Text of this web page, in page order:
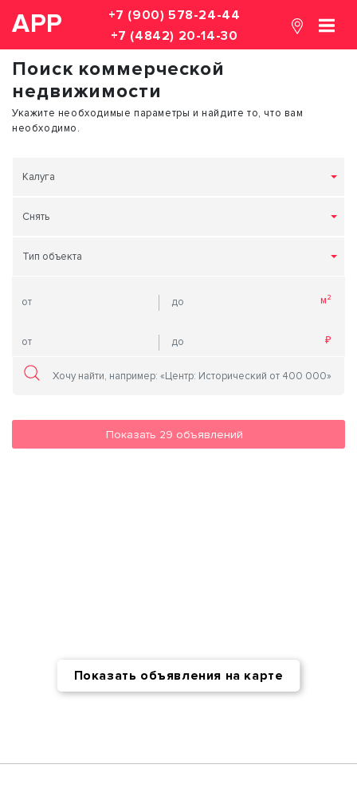
АРР
+7 (900) 578-24-44
+7 (4842) 20-14-30
Поиск коммерческой
недвижимости
Укажите необходимые параметры и найдите то, что вам
необходимо.
Калуга
Снять
Тип объекта
Показать 29 объявлений
Показать объявления на карте